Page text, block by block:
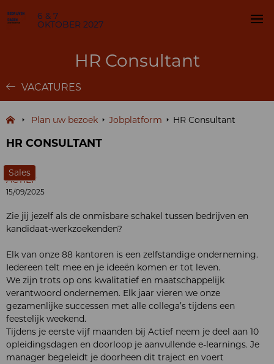
6 & 7
OKTOBER 2027
HR Consultant
VACATURES
Plan uw bezoek Jobplatform HR Consultant
HR CONSULTANT
Sales
ACTIEF
15/09/2025
Zie jij jezelf als de onmisbare schakel tussen bedrijven en
kandidaat-werkzoekenden?
Elk van onze 88 kantoren is een zelfstandige onderneming.
Iedereen telt mee en je ideeën komen er tot leven.
We zijn trots op ons kwalitatief en maatschappelijk
verantwoord ondernemen. Elk jaar vieren we onze
gezamenlijke successen met alle collega’s tijdens een
feestelijk weekend.
Tijdens je eerste vijf maanden bij Actief neem je deel aan 10
opleidingsdagen en doorloop je aanvullende e-learnings. Je
manager begeleidt je doorheen dit traject en voert